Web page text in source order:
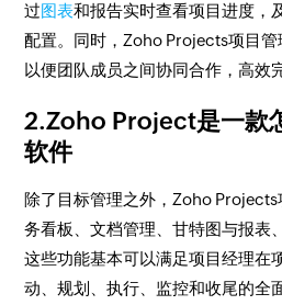
过图表和报告实时查看项目进度，
配置。同时，Zoho Projects项目
以便团队成员之间协同合作，高效
2.Zoho Project是一款
软件
除了目标管理之外，Zoho
务看板、文档管理、甘特图与报表
这些功能基本可以满足项目经理在
动、规划、执行、监控和收尾的全